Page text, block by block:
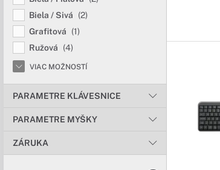
Biela / Sivá
(2)
Grafitová
(1)
Ružová
(4)
VIAC MOŽNOSTÍ
PARAMETRE KLÁVESNICE
PARAMETRE MYŠKY
ZÁRUKA